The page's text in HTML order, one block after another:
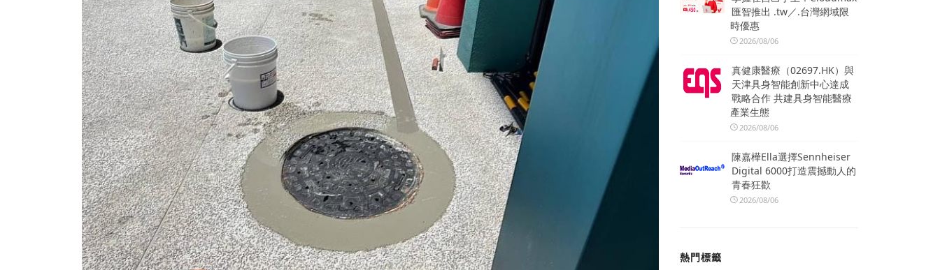
匯智推出 .tw／.台灣網域限
時優惠
2026/08/06
真健康醫療（02697.HK）與
天津具身智能創新中心達成
戰略合作 共建具身智能醫療
產業生態
2026/08/06
陳嘉樺Ella選擇Sennheiser
Digital 6000打造震撼動人的
青春狂歡
2026/08/06
熱門標籤